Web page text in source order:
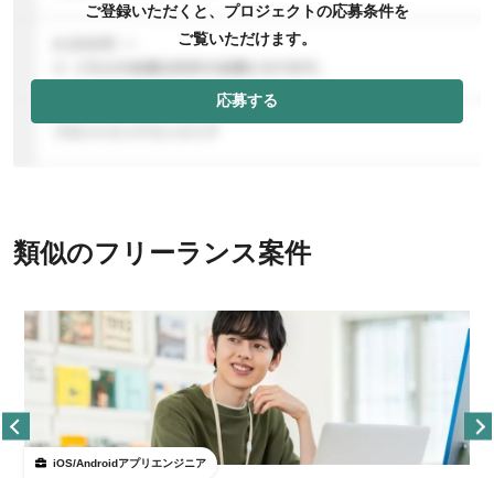
ご登録いただくと、プロジェクトの応募条件を
ご覧いただけます。
応募する
類似のフリーランス案件
iOS/Androidアプリエンジニア